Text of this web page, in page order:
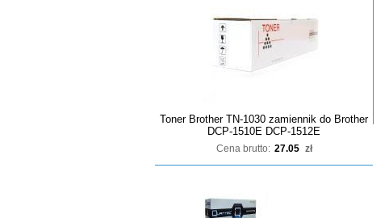
Toner Brother TN-1030 zamiennik do Brother
DCP-1510E DCP-1512E
Cena brutto: 27.05 zł